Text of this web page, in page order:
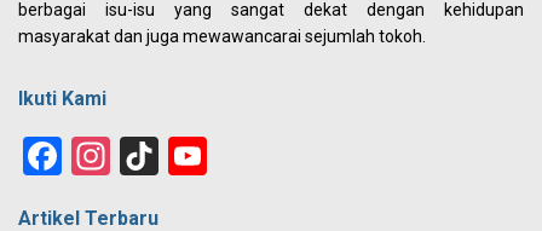
berbagai isu-isu yang sangat dekat dengan kehidupan
masyarakat dan juga mewawancarai sejumlah tokoh.
Ikuti Kami
Facebook
Instagram
TikTok
Artikel Terbaru